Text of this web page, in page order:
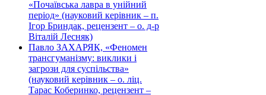
«Почаївська лавра в унійний
період» (науковий керівник – п.
Ігор Бриндак, рецензент – о. д-р
Віталій Лесняк)
Павло ЗАХАРЯК, «Феномен
трансгуманізму: виклики і
загрози для суспільства»
(науковий керівник – о. ліц.
Тарас Коберинко, рецензент –